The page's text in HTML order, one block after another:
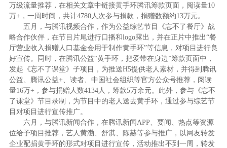
万级流量推荐，在相关文章中链接黄手环腾讯筹款页面，阅读量10
万+，一周时间，共计4780人次参与捐款，捐赠数额约13万元。
五月，与腾讯视频合作，作为公益综艺节目《忘不了餐厅》战
略合作伙伴，在节目片尾进行口播和logo露出，并在正片中推出“餐
厅营业收入捐赠人口基金会用于制作黄手环”等信息，对项目进行良
好宣传。同时，在腾讯公益“黄手环，把爱带在身边”筹款页面中，
发起《忘不了课堂》子项目，为推送H5提供老人素材，并得到腾讯
公益、腾讯公益+、读者、中国社会组织等官方公众号推荐，阅读
量16万+，参与捐赠人数4134人，筹款5万余元。此外，参与《忘不
了课堂》节目录制，为节目中的老人送去黄手环，通过参与综艺节
目对项目进行宣传推广。
六月，与腾讯新闻合作，在腾讯新闻APP 、要闻、热点等资源
位给予项目推荐，艺人黄渤、舒淇、陈赫等参与推广，以网友转发
企业配捐黄手环的形式对项目进行宣传，活动推出不到一周，转发